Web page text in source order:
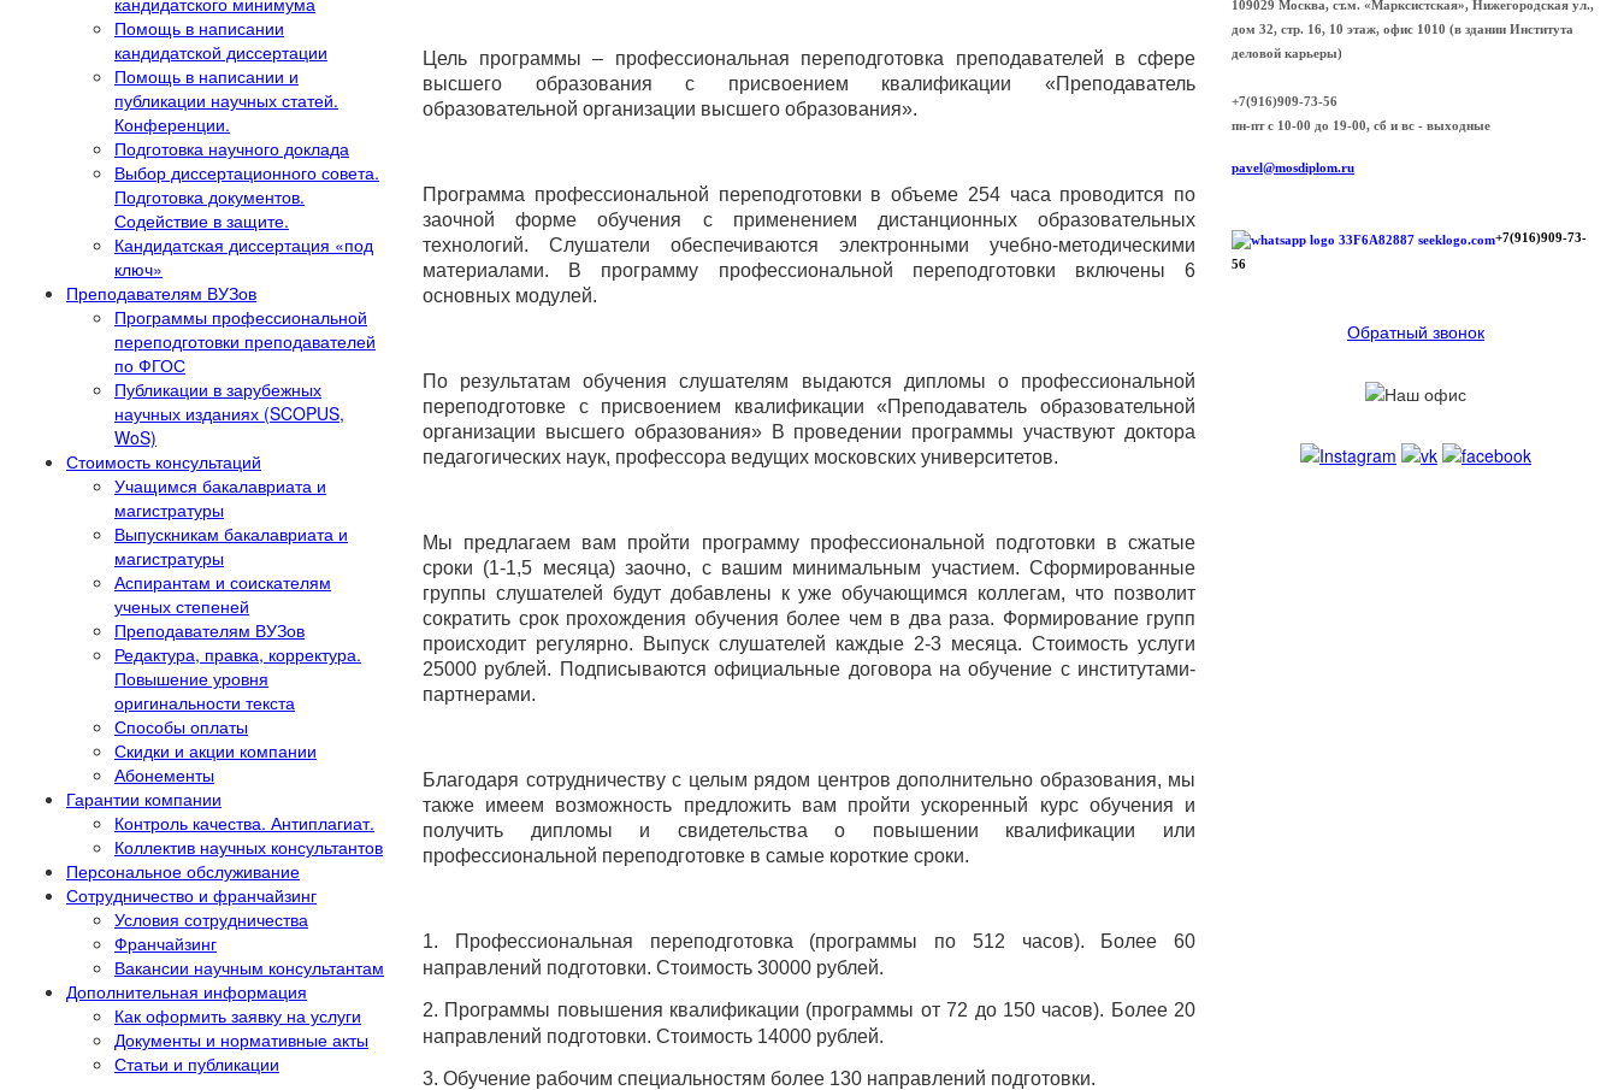
Помощь в написании
кандидатской диссертации
Помощь в написании и
публикации научных статей.
Конференции.
Подготовка научного доклада
Выбор диссертационного совета.
Подготовка документов.
Содействие в защите.
Кандидатская диссертация «под
ключ»
Преподавателям ВУЗов
Программы профессиональной
переподготовки преподавателей
по ФГОС
Публикации в зарубежных
научных изданиях (SCOPUS,
WoS)
Стоимость консультаций
Учащимся бакалавриата и
магистратуры
Выпускникам бакалавриата и
магистратуры
Аспирантам и соискателям
ученых степеней
Преподавателям ВУЗов
Редактура, правка, корректура.
Повышение уровня
оригинальности текста
Способы оплаты
Скидки и акции компании
Абонементы
Гарантии компании
Контроль качества. Антиплагиат.
Коллектив научных консультантов
Персональное обслуживание
Сотрудничество и франчайзинг
Условия сотрудничества
Франчайзинг
Вакансии научным консультантам
Дополнительная информация
Как оформить заявку на услуги
Документы и нормативные акты
Статьи и публикации
Цель программы – профессиональная переподготовка преподавателей в сфере
высшего образования с присвоением квалификации «Преподаватель
образовательной организации высшего образования».
Программа профессиональной переподготовки в объеме 254 часа проводится по
заочной форме обучения с применением дистанционных образовательных
технологий. Слушатели обеспечиваются электронными учебно-методическими
материалами. В программу профессиональной переподготовки включены 6
основных модулей.
По результатам обучения слушателям выдаются дипломы о профессиональной
переподготовке с присвоением квалификации «Преподаватель образовательной
организации высшего образования» В проведении программы участвуют доктора
педагогических наук, профессора ведущих московских университетов.
Мы предлагаем вам пройти программу профессиональной подготовки в сжатые
сроки (1-1,5 месяца) заочно, с вашим минимальным участием. Сформированные
группы слушателей будут добавлены к уже обучающимся коллегам, что позволит
сократить срок прохождения обучения более чем в два раза. Формирование групп
происходит регулярно. Выпуск слушателей каждые 2-3 месяца. Стоимость услуги
25000 рублей. Подписываются официальные договора на обучение с институтами-
партнерами.
Благодаря сотрудничеству с целым рядом центров дополнительно образования, мы
также имеем возможность предложить вам пройти ускоренный курс обучения и
получить дипломы и свидетельства о повышении квалификации или
профессиональной переподготовке в самые короткие сроки.
1. Профессиональная переподготовка (программы по 512 часов). Более 60
направлений подготовки. Стоимость 30000 рублей.
2. Программы повышения квалификации (программы от 72 до 150 часов). Более 20
направлений подготовки. Стоимость 14000 рублей.
3. Обучение рабочим специальностям более 130 направлений подготовки.
109029 Москва, ст.м. «Марксистская», Нижегородская ул.,
дом 32, стр. 16, 10 этаж, офис 1010 (в здании Института
деловой карьеры)
+7(916)909-73-56
пн-пт с 10-00 до 19-00, сб и вс - выходные
pavel@mosdiplom.ru
+7(916)909-73-
56
Обратный звонок